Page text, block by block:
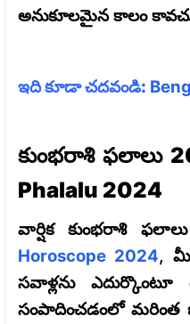
అనుకూలమైన కాలం
ఇది కూడా చదవండి:
కుంభరాశి ఫలాలు
Phalalu 2024
వార్షిక కుంభరాశి
Horoscope 2024,
సవాళ్లను
సంపాదించడంలో మరింత